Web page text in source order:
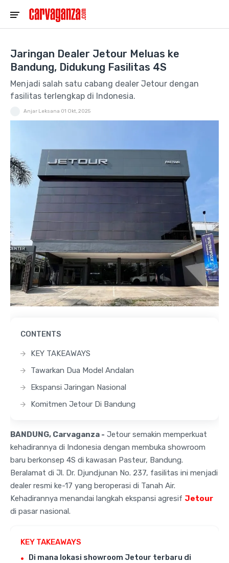
Jaringan Dealer Jetour Meluas ke
Bandung, Didukung Fasilitas 4S
Menjadi salah satu cabang dealer Jetour dengan
fasilitas terlengkap di Indonesia.
Anjar Leksana 01 Okt, 2025
CONTENTS
KEY TAKEAWAYS
Tawarkan Dua Model Andalan
Ekspansi Jaringan Nasional
Komitmen Jetour Di Bandung
BANDUNG, Carvaganza - Jetour semakin memperkuat
kehadirannya di Indonesia dengan membuka showroom
baru berkonsep 4S di kawasan Pasteur, Bandung.
Beralamat di Jl. Dr. Djundjunan No. 237, fasilitas ini menjadi
dealer resmi ke-17 yang beroperasi di Tanah Air.
Kehadirannya menandai langkah ekspansi agresif Jetour
di pasar nasional.
KEY TAKEAWAYS
Di mana lokasi showroom Jetour terbaru di